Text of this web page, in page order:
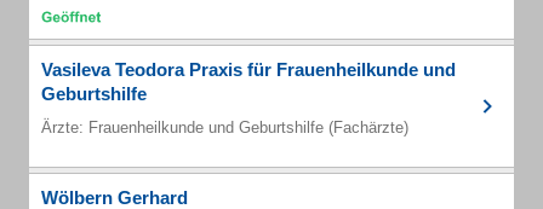
Vasileva Teodora Praxis für Frauenheilkunde und
Geburtshilfe
Ärzte: Frauenheilkunde und Geburtshilfe (Fachärzte)
Wölbern Gerhard